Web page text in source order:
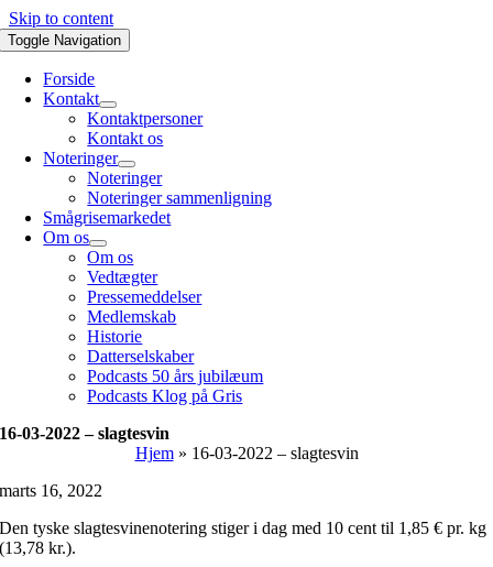
Skip to content
Toggle Navigation
Forside
Kontakt
Kontaktpersoner
Kontakt os
Noteringer
Noteringer
Noteringer sammenligning
Smågrisemarkedet
Om os
Om os
Vedtægter
Pressemeddelser
Medlemskab
Historie
Datterselskaber
Podcasts 50 års jubilæum
Podcasts Klog på Gris
16-03-2022 – slagtesvin
Hjem» 16-03-2022 – slagtesvin
marts 16, 2022
Den tyske slagtesvinenotering stiger i dag med 10 cent til 1,85 € pr. kg
(13,78 kr.).